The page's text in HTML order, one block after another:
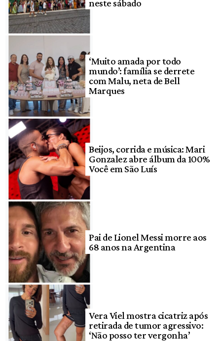
neste sábado
‘Muito amada por todo
mundo’: família se derrete
com Malu, neta de Bell
Marques
Beijos, corrida e música: Mari
Gonzalez abre álbum da 100%
Você em São Luís
Pai de Lionel Messi morre aos
68 anos na Argentina
Vera Viel mostra cicatriz após
retirada de tumor agressivo:
‘Não posso ter vergonha’